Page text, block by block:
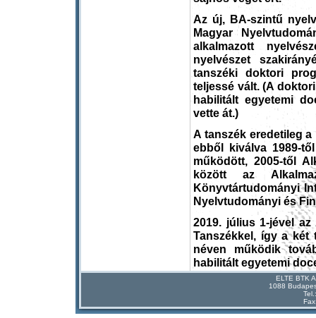
Az új, BA-szintű
Magyar
alkalmazott
nyelvészet
tanszéki doktori
teljessé vált. (A
habilitált egyetemi
vette át.)
A tanszék eredetileg
ebből kiválva 1989-
működött, 2005-től
között az
Könyvtártudományi
Nyelvtudományi és
2019. július 1-jével
Tanszékkel, így a két
néven működik
habilitált egyetemi
ELTE BTK
1088